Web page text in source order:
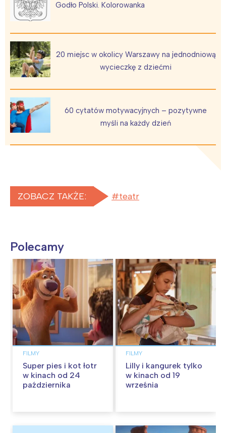
Godło Polski. Kolorowanka
20 miejsc w okolicy Warszawy na jednodniową
wycieczkę z dziećmi
60 cytatów motywacyjnych – pozytywne
myśli na każdy dzień
ZOBACZ TAKŻE: teatr
Polecamy
FILMY
Super pies i kot łotr
w kinach od 24
października
FILMY
Lilly i kangurek tylko
w kinach od 19
września